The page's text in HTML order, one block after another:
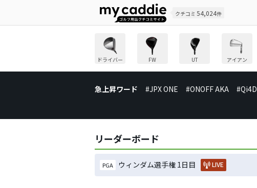
クチコミ 54,024件
ドライバー FW UT アイアン
急上昇ワード #JPX ONE #ONOFF AKA #Qi4D
リーダーボード
PGA ウィンダム選手権 1日目 LIVE